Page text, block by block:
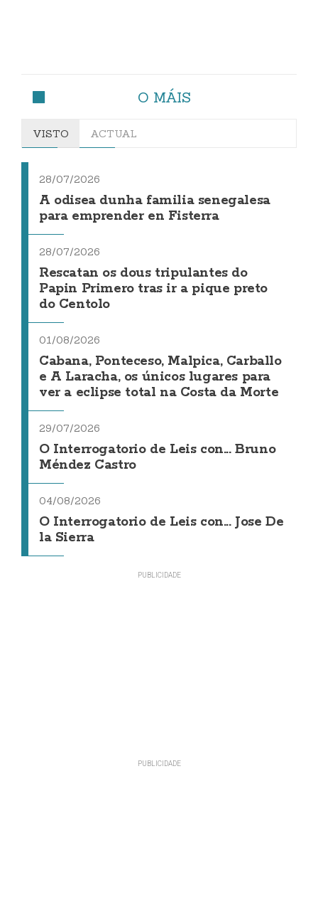
O MÁIS
VISTO ACTUAL
28/07/2026
A odisea dunha familia senegalesa
para emprender en Fisterra
28/07/2026
Rescatan os dous tripulantes do
Papin Primero tras ir a pique preto
do Centolo
01/08/2026
Cabana, Ponteceso, Malpica, Carballo
e A Laracha, os únicos lugares para
ver a eclipse total na Costa da Morte
29/07/2026
O Interrogatorio de Leis con... Bruno
Méndez Castro
04/08/2026
O Interrogatorio de Leis con... Jose De
la Sierra